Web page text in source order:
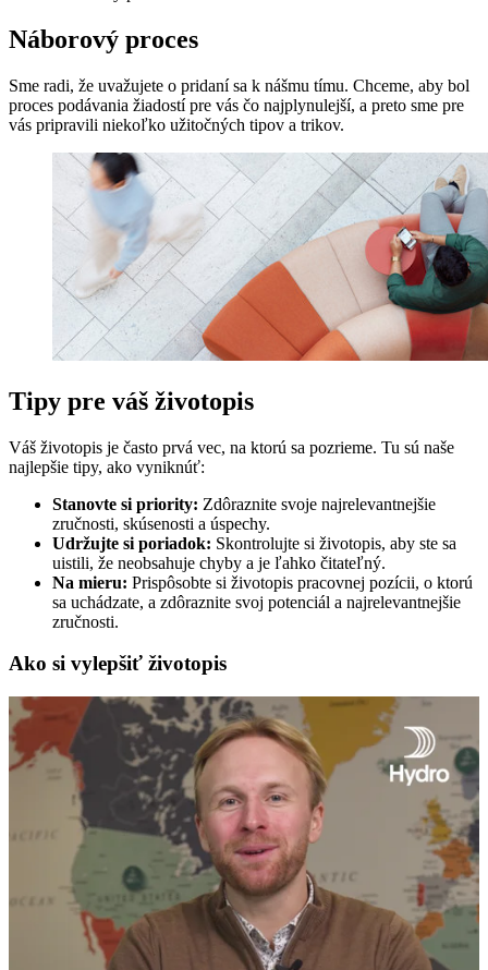
Náborový proces
Sme radi, že uvažujete o pridaní sa k nášmu tímu. Chceme, aby bol
proces podávania žiadostí pre vás čo najplynulejší, a preto sme pre
vás pripravili niekoľko užitočných tipov a trikov.
Tipy pre váš životopis
Váš životopis je často prvá vec, na ktorú sa pozrieme. Tu sú naše
najlepšie tipy, ako vyniknúť:
Stanovte si priority: Zdôraznite svoje najrelevantnejšie
zručnosti, skúsenosti a úspechy.
Udržujte si poriadok: Skontrolujte si životopis, aby ste sa
uistili, že neobsahuje chyby a je ľahko čitateľný.
Na mieru: Prispôsobte si životopis pracovnej pozícii, o ktorú
sa uchádzate, a zdôraznite svoj potenciál a najrelevantnejšie
zručnosti.
Ako si vylepšiť životopis